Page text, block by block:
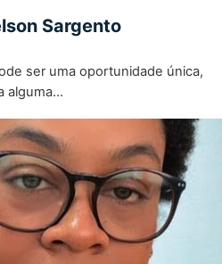
Sargento
ser uma oportunidade única,
alguma…